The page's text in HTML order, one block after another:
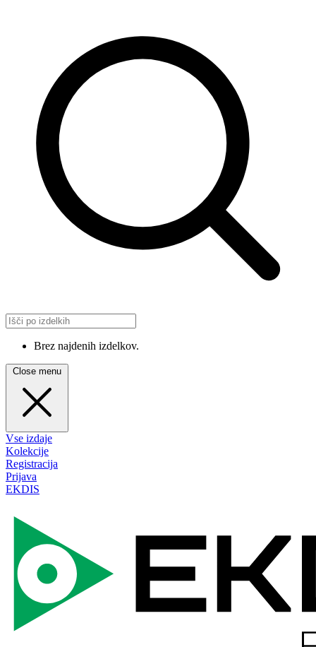
Brez najdenih izdelkov.
Close menu
Vse izdaje
Kolekcije
Registracija
Prijava
EKDIS